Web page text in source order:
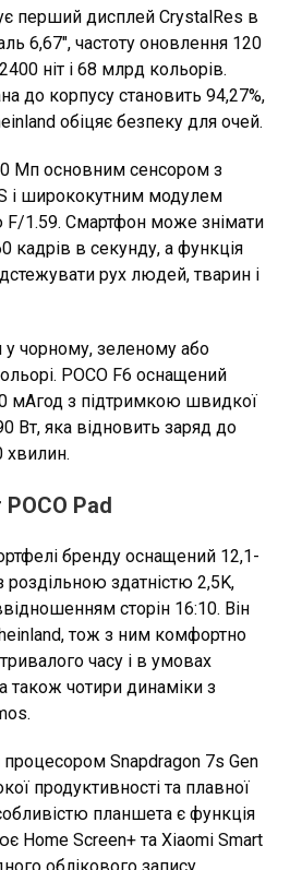
перший дисплей CrystalRes в
6,67″, частоту оновлення 120
ніт і 68 млрд кольорів.
до корпусу становить 94,27%,
обіцяє безпеку для очей.
Мп основним сенсором з
і ширококутним модулем
F/1.59. Смартфон може знімати
кадрів в секунду, а функція
рух людей, тварин і
у чорному, зеленому або
POCO F6 оснащений
мАгод з підтримкою швидкої
Вт, яка відновить заряд до
хвилин.
Pad
бренду оснащений 12,1-
здатністю 2,5K,
сторін 16:10. Він
тож з ним комфортно
часу і в умовах
також чотири динаміки з
Snapdragon 7s Gen
продуктивності та плавної
планшета є функція
Home Screen+ та Xiaomi Smart